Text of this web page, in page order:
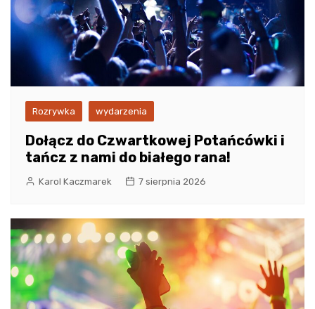
Rozrywka wydarzenia
Dołącz do Czwartkowej Potańcówki i
tańcz z nami do białego rana!
Karol Kaczmarek 7 sierpnia 2026